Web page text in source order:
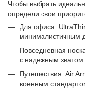
Чтобы выбрать
определи свои
Для офиса:
минималистичным
Повседневная
с надежным хватом.
Путешествия: Air
военным